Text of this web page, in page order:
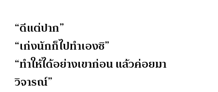
“ดีแต่ปาก”
“เก่งนักก็ไปทำเองซิ”
“ทำให้ได้อย่างเขาก่อน แล้วค่อยมา
วิจารณ์”